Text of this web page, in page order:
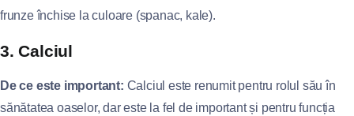
frunze închise la culoare (spanac, kale).
3. Calciul
De ce este important: Calciul este renumit pentru rolul său în
sănătatea oaselor, dar este la fel de important și pentru funcția